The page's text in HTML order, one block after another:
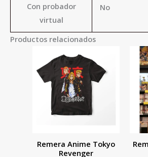
Con probador
virtual
No
Productos relacionados
Remera Anime Tokyo
Revenger
producto
tiene
se